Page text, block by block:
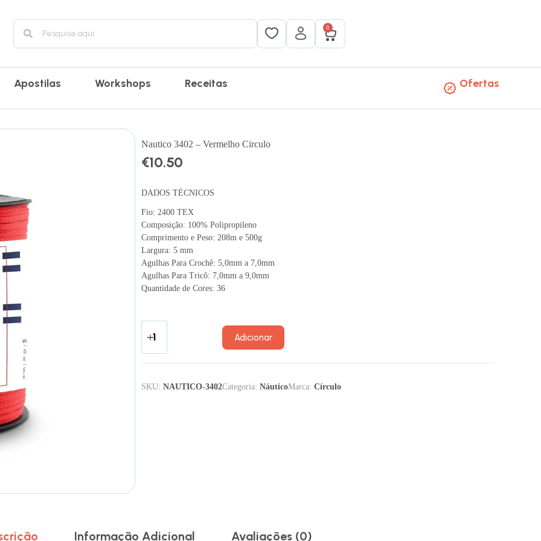
0
Apostilas Workshops Receitas Ofertas
Nautico 3402 – Vermelho Circulo
€10.50
DADOS TÉCNICOS
Fio: 2400 TEX
Composição: 100% Polipropileno
Comprimento e Peso: 208m e 500g
Largura: 5 mm
Agulhas Para Crochê: 5,0mm a 7,0mm
Agulhas Para Tricô: 7,0mm a 9,0mm
Quantidade de Cores: 36
Adicionar
SKU: NAUTICO-3402Categoria: NáuticoMarca: Círculo
Informação Adicional Avaliações (0)